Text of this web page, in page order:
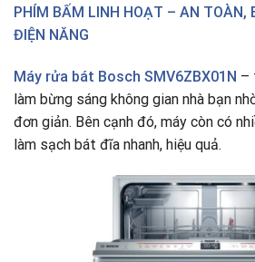
PHÍM BẤM LINH HOẠT – AN TOÀN,
ĐIỆN NĂNG
Máy rửa bát Bosch SMV6ZBX01N –
làm bừng sáng không gian nhà bạn
đơn giản. Bên cạnh đó, máy còn có
làm sạch bát đĩa nhanh, hiệu quả.